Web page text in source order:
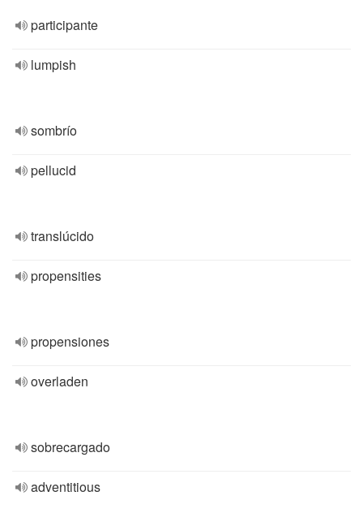
participante
lumpish
sombrío
pellucid
translúcido
propensities
propensiones
overladen
sobrecargado
adventitious